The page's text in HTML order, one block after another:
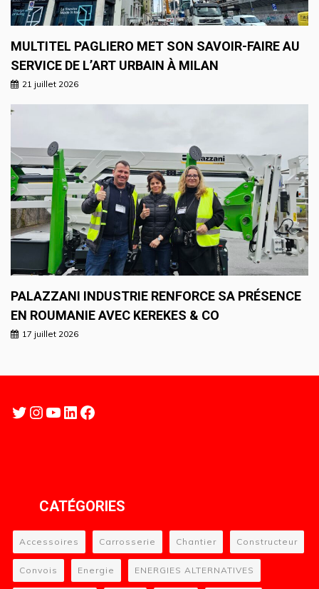
MULTITEL PAGLIERO MET SON SAVOIR-FAIRE AU
SERVICE DE L’ART URBAIN À MILAN
21 juillet 2026
PALAZZANI INDUSTRIE RENFORCE SA PRÉSENCE
EN ROUMANIE AVEC KEREKES & CO
17 juillet 2026
Twitter
Instagram
YouTube
LinkedIn
Facebook
CATÉGORIES
Accessoires Carrosserie Chantier Constructeur
Convois Energie ENERGIES ALTERNATIVES